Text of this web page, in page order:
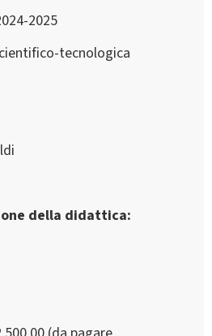
2025
tecnologica
della didattica